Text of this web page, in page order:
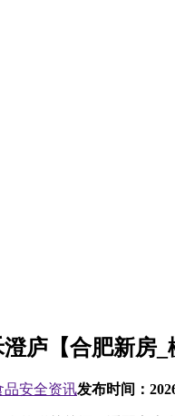
庐【合肥新房
品安全资讯发布时间：